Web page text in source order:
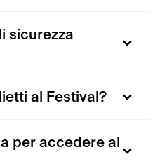
sicurezza
al Festival?
per accedere al